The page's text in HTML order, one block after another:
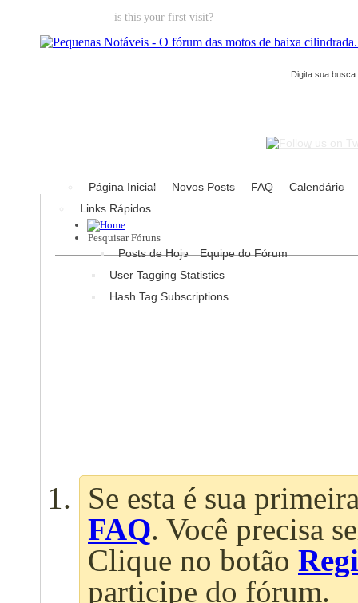
is this your first visit?
Página Inicial Novos Posts FAQ
Calendário
Links Rápidos
Posts de Hoje
Equipe do Fórum
User Tagging Statistics
Hash Tag Subscriptions
Pesquisar Fóruns
Se esta é sua
FAQ. Você precisa
Clique no botão
participe do fórum.